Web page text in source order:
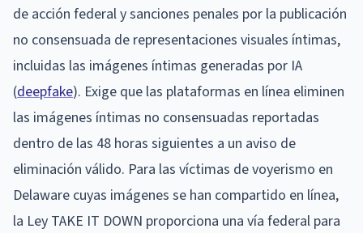
de acción federal y sanciones penales por la publicación
no consensuada de representaciones visuales íntimas,
incluidas las imágenes íntimas generadas por IA
(deepfake). Exige que las plataformas en línea eliminen
las imágenes íntimas no consensuadas reportadas
dentro de las 48 horas siguientes a un aviso de
eliminación válido. Para las víctimas de voyerismo en
Delaware cuyas imágenes se han compartido en línea,
la Ley TAKE IT DOWN proporciona una vía federal para